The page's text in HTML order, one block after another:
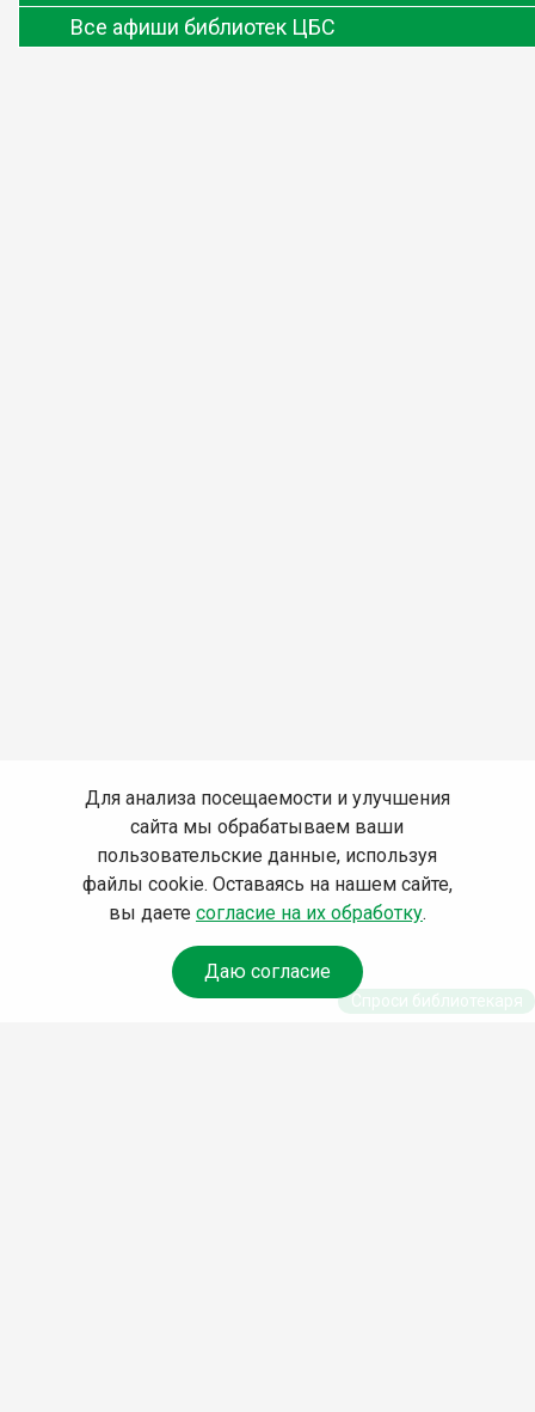
Все афиши библиотек ЦБС
Для анализа посещаемости и улучшения
сайта мы обрабатываем ваши
пользовательские данные, используя
файлы cookie. Оставаясь на нашем сайте,
вы даете согласие на их обработку.
Даю согласие
Спроси библиотекаря